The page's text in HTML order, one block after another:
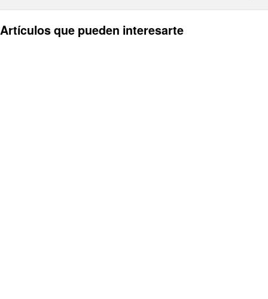
Artículos que pueden interesarte